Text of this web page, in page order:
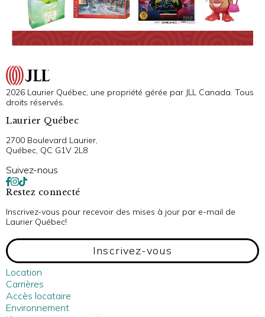
2026 Laurier Québec, une propriété gérée par JLL Canada. Tous
droits réservés.
Laurier Québec
2700 Boulevard Laurier,
Québec, QC G1V 2L8
Suivez-nous
Restez connecté
Inscrivez-vous pour recevoir des mises à jour par e-mail de
Laurier Québec!
Inscrivez-vous
Location
Carrières
Accès locataire
Environnement